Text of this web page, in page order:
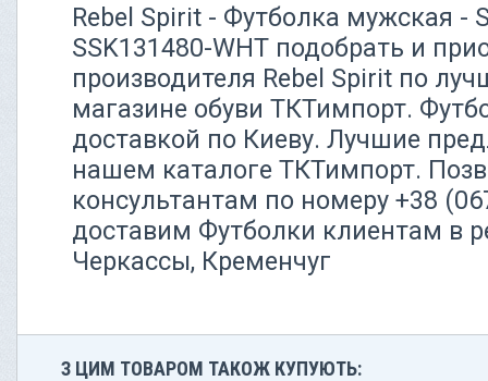
Rebel Spirit - Футболка мужская -
SSK131480-WHT подобрать и
производителя Rebel Spirit по
магазине обуви ТКТимпорт.
доставкой по Киеву. Лучшие
нашем каталоге ТКТимпорт.
консультантам по номеру +38
доставим Футболки клиентам в
Черкассы, Кременчуг
З ЦИМ ТОВАРОМ ТАКОЖ КУПУЮТЬ: